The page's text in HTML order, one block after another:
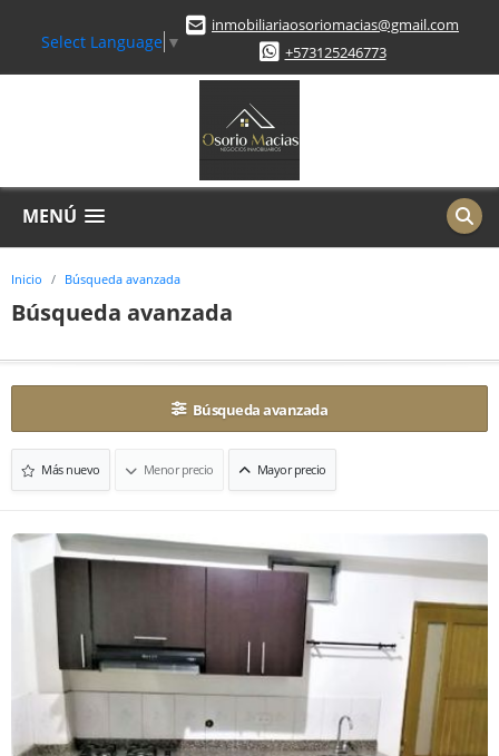
Select Language ▼
inmobiliariaosoriomacias@gmail.com
+573125246773
MENÚ
Inicio Búsqueda avanzada
Búsqueda avanzada
Búsqueda avanzada
Más nuevo Menor precio Mayor precio